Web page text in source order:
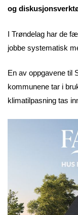
og
I Trøndelag har de
jobbe systematisk
En av oppgavene til
kommunene tar i
klimatilpasning tas